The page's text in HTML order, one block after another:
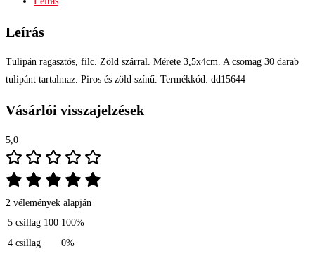
Leírás
Tulipán ragasztós, filc. Zöld szárral. Mérete 3,5x4cm. A csomag 30 darab
tulipánt tartalmaz. Piros és zöld színű. Termékkód: dd15644
Vásárlói visszajelzések
5,0
2 vélemények alapján
5 csillag 100 100%
4 csillag
0%